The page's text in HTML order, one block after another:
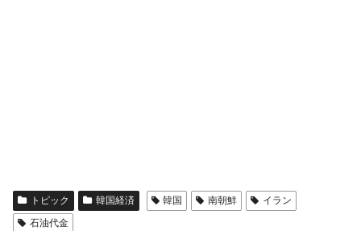
トピック 韓国経済 韓国 南朝鮮
イラン
石油代金